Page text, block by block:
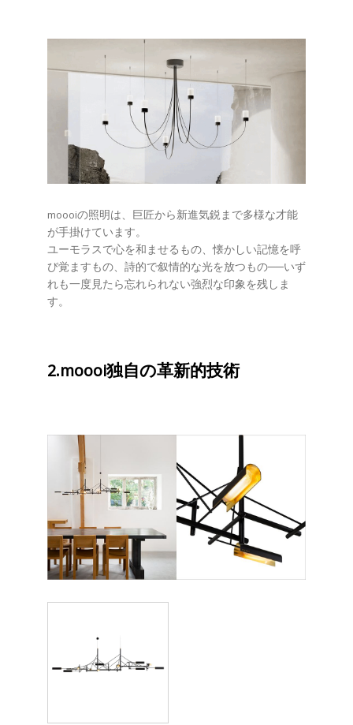
moooiの照明は、巨匠から新進気鋭まで多様な才能
が手掛けています。
ユーモラスで心を和ませるもの、懐かしい記憶を呼
び覚ますもの、詩的で叙情的な光を放つもの──いず
れも一度見たら忘れられない強烈な印象を残しま
す。
2.moooi独自の革新的技術